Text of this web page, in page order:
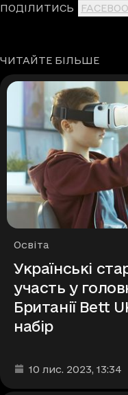
ПОДІЛИТИСЬ
ЧИТАЙТЕ БІЛЬШЕ
Рубрики
Освіта
Українські
участь у
Британії Bett
набір
Дата та час публікації
10 лис. 2023, 13:34